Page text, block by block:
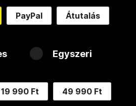
PayPal Átutalás
Egyszeri
19 990 Ft 49 990 Ft